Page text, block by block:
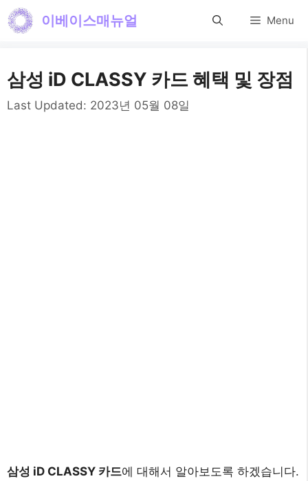
컨
로
건
이베이스매뉴얼 Menu
삼성 iD CLASSY 카드 혜택 및 장점
Last Updated: 2023년 05월 08일
삼성 iD CLASSY 카드에 대해서 알아보도록 하겠습니다.